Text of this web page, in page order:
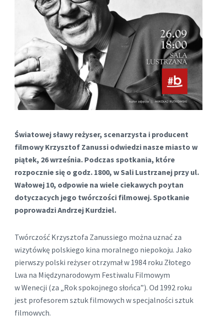
Światowej sławy reżyser, scenarzysta i producent
filmowy Krzysztof Zanussi odwiedzi nasze miasto w
piątek, 26 września. Podczas spotkania, które
rozpocznie się o godz. 1800, w Sali Lustrzanej przy ul.
Wałowej 10, odpowie na wiele ciekawych poytan
dotyczacych jego twórczości filmowej. Spotkanie
poprowadzi Andrzej Kurdziel.
Twórczość Krzysztofa Zanussiego można uznać za
wizytówkę polskiego kina moralnego niepokoju. Jako
pierwszy polski reżyser otrzymał w 1984 roku Złotego
Lwa na Międzynarodowym Festiwalu Filmowym
w Wenecji (za „Rok spokojnego słońca”). Od 1992 roku
jest profesorem sztuk filmowych w specjalności sztuk
filmowych.